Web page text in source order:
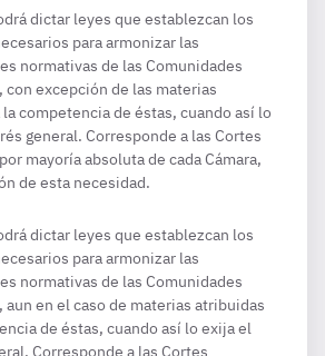
dictar leyes que establezcan los
para armonizar las
normativas de las Comunidades
con excepción de las materias
competencia de éstas, cuando así lo
general. Corresponde a las Cortes
mayoría absoluta de cada Cámara,
de esta necesidad.
dictar leyes que establezcan los
para armonizar las
normativas de las Comunidades
aun en el caso de materias atribuidas
de éstas, cuando así lo exija el
Corresponde a las Cortes